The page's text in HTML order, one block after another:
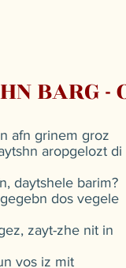
BARG -
afn grinem groz
aropgelozt di
daytshele barim?
dos vegele
zayt-zhe nit in
vos iz mit